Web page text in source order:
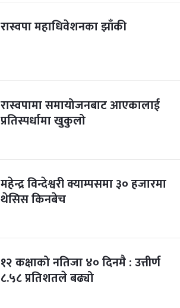
रास्वपा महाधिवेशनका झाँकी
रास्वपामा समायोजनबाट आएकालाई
प्रतिस्पर्धामा खुकुलो
महेन्द्र विन्देश्वरी क्याम्पसमा ३० हजारमा
थेसिस किनबेच
१२ कक्षाको नतिजा ४० दिनमै : उत्तीर्ण
८.५८ प्रतिशतले बढ्यो